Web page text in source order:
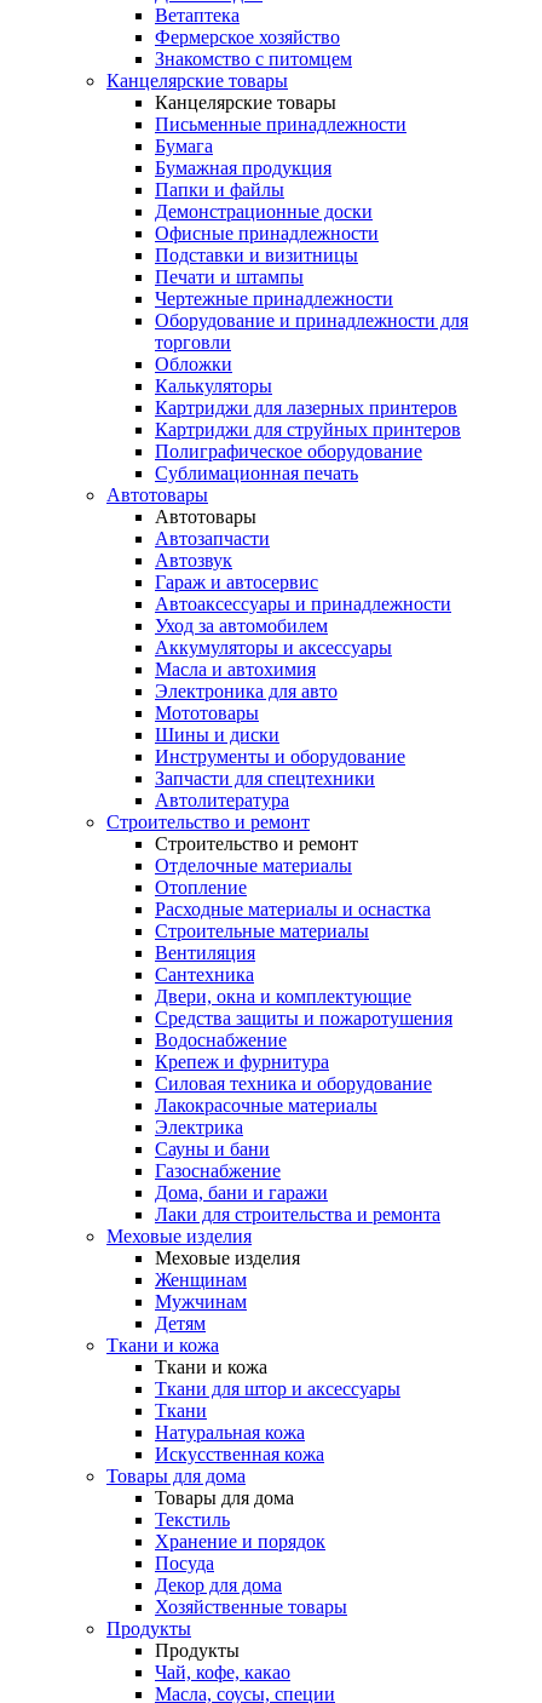
Ветаптека
Фермерское хозяйство
Знакомство с питомцем
Канцелярские товары
Канцелярские товары
Письменные принадлежности
Бумага
Бумажная продукция
Папки и файлы
Демонстрационные доски
Офисные принадлежности
Подставки и визитницы
Печати и штампы
Чертежные принадлежности
Оборудование и принадлежности для
торговли
Обложки
Калькуляторы
Картриджи для лазерных принтеров
Картриджи для струйных принтеров
Полиграфическое оборудование
Сублимационная печать
Автотовары
Автотовары
Автозапчасти
Автозвук
Гараж и автосервис
Автоаксессуары и принадлежности
Уход за автомобилем
Аккумуляторы и аксессуары
Масла и автохимия
Электроника для авто
Мототовары
Шины и диски
Инструменты и оборудование
Запчасти для спецтехники
Автолитература
Строительство и ремонт
Строительство и ремонт
Отделочные материалы
Отопление
Расходные материалы и оснастка
Строительные материалы
Вентиляция
Сантехника
Двери, окна и комплектующие
Средства защиты и пожаротушения
Водоснабжение
Крепеж и фурнитура
Силовая техника и оборудование
Лакокрасочные материалы
Электрика
Сауны и бани
Газоснабжение
Дома, бани и гаражи
Лаки для строительства и ремонта
Меховые изделия
Меховые изделия
Женщинам
Мужчинам
Детям
Ткани и кожа
Ткани и кожа
Ткани для штор и аксессуары
Ткани
Натуральная кожа
Искусственная кожа
Товары для дома
Товары для дома
Текстиль
Хранение и порядок
Посуда
Декор для дома
Хозяйственные товары
Продукты
Продукты
Чай, кофе, какао
Масла, соусы, специи